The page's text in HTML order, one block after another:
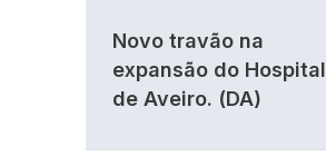
Novo travão na
expansão do Hospital
de Aveiro. (DA)